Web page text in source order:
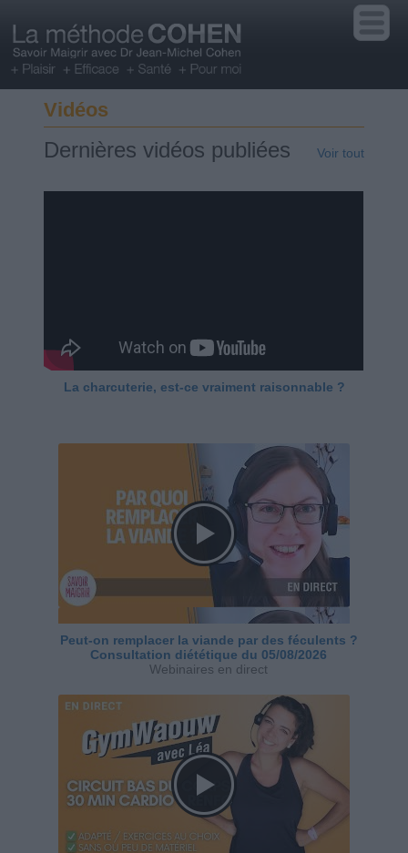
Vidéos
Dernières vidéos publiées Voir tout
La charcuterie, est-ce vraiment raisonnable ?
Peut-on remplacer la viande par des féculents ?
Consultation diététique du 05/08/2026
Webinaires en direct